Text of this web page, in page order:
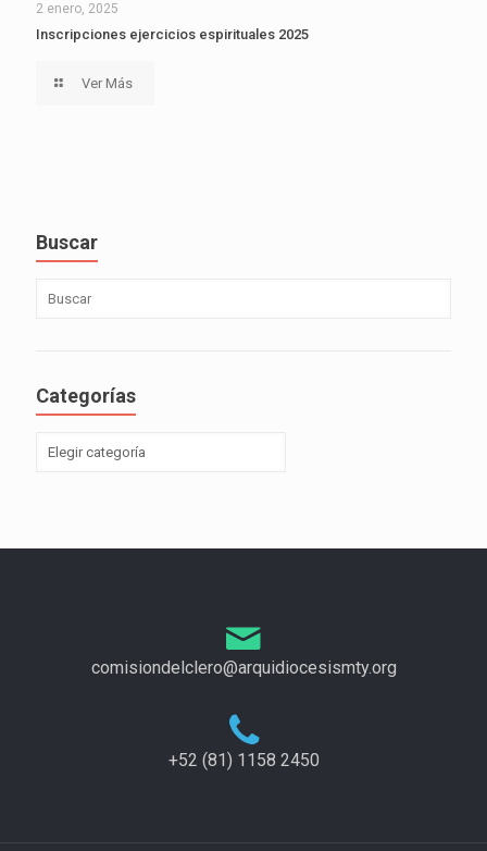
2 enero, 2025
Inscripciones ejercicios espirituales 2025
Ver Más
Buscar
Categorías
comisiondelclero@arquidiocesismty.org
+52 (81) 1158 2450